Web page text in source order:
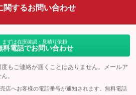
関するお問い合わせ
まずは在庫確認・見積り依頼
料電話でお問い合わせ
もご連絡が届くことはありません。メールア
。
店へお客様の電話番号が通知されます。無料電話